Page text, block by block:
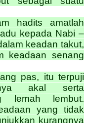
hadits amatlah
kepada Nabi –
keadan takut,
keadaan senang
pas, itu terpuji
akal serta
lemah lembut.
yang tidak
kurangnya